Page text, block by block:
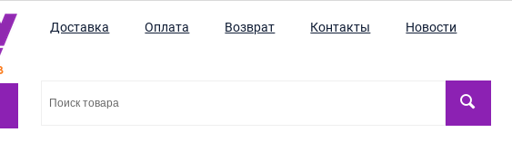
Доставка Оплата Возврат Контакты Новости